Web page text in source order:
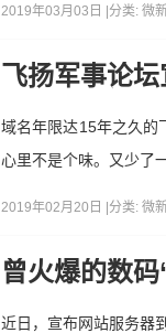
2019年03月03日 | 分类: 微
飞扬军事论
域名年限达15年之久的
心里不是个味。又少了
2019年02月20日 | 分类: 微
曾火爆的数
近日，宣布网站服务器